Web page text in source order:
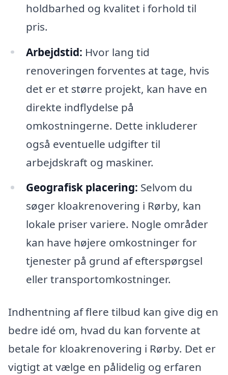
holdbarhed og kvalitet i forhold til
pris.
Arbejdstid: Hvor lang tid
renoveringen forventes at tage, hvis
det er et større projekt, kan have en
direkte indflydelse på
omkostningerne. Dette inkluderer
også eventuelle udgifter til
arbejdskraft og maskiner.
Geografisk placering: Selvom du
søger kloakrenovering i Rørby, kan
lokale priser variere. Nogle områder
kan have højere omkostninger for
tjenester på grund af efterspørgsel
eller transportomkostninger.
Indhentning af flere tilbud kan give dig en
bedre idé om, hvad du kan forvente at
betale for kloakrenovering i Rørby. Det er
vigtigt at vælge en pålidelig og erfaren